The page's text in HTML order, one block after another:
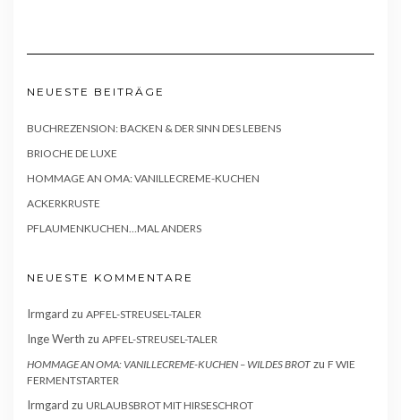
NEUESTE BEITRÄGE
BUCHREZENSION: BACKEN & DER SINN DES LEBENS
BRIOCHE DE LUXE
HOMMAGE AN OMA: VANILLECREME-KUCHEN
ACKERKRUSTE
PFLAUMENKUCHEN…MAL ANDERS
NEUESTE KOMMENTARE
Irmgard zu APFEL-STREUSEL-TALER
Inge Werth zu APFEL-STREUSEL-TALER
HOMMAGE AN OMA: VANILLECREME-KUCHEN – WILDES BROT zu F WIE
FERMENTSTARTER
Irmgard zu URLAUBSBROT MIT HIRSESCHROT